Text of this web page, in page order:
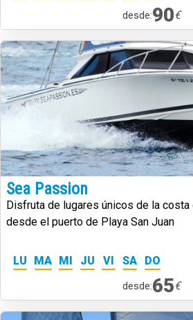
desde:90€
Sea Passion
Disfruta de lugares únicos de la
desde el puerto de Playa San Juan
LU MA MI JU VI SA DO
desde:65€